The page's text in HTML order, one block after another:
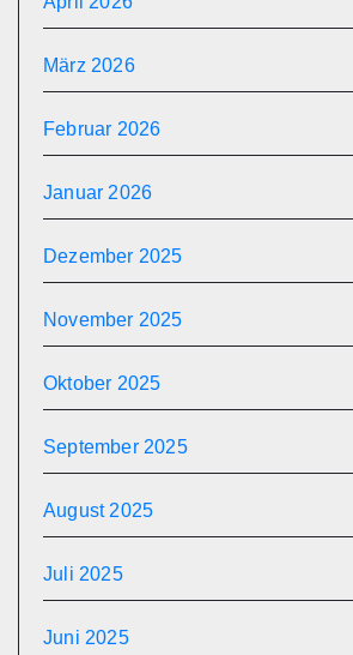
März 2026
Februar 2026
Januar 2026
Dezember 2025
November 2025
Oktober 2025
September 2025
August 2025
Juli 2025
Juni 2025